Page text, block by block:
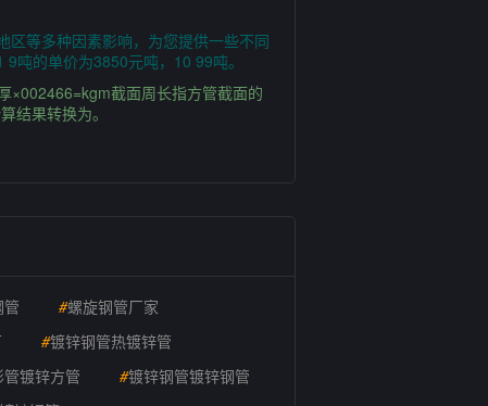
区等多种因素影响，为您提供一些不同
吨的单价为3850元吨，10 99吨。
×002466=kgm截面周长指方管截面的
结果转换为。
#螺旋钢管厂家
#镀锌钢管热镀锌管
管镀锌方管 #镀锌钢管镀锌钢管